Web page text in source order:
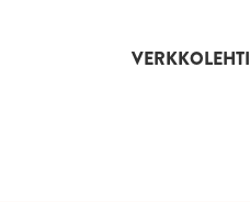
VERKKOLEHTI